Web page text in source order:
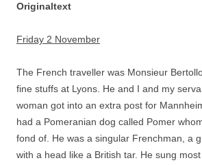
Originaltext
Friday 2 November
The French traveller was Monsieur
fine stuffs at Lyons. He and I and my
woman got into an extra post for
had a Pomeranian dog called Pomer
fond of. He was a singular Frenchman, a
with a head like a British tar. He sung